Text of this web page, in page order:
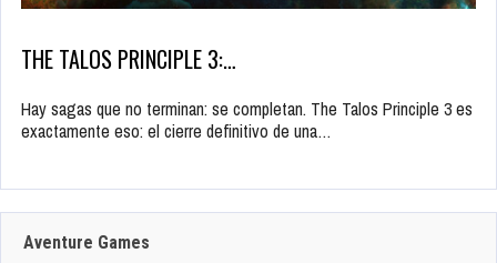
THE TALOS PRINCIPLE 3:…
Hay sagas que no terminan: se completan. The Talos Principle 3 es
exactamente eso: el cierre definitivo de una…
Aventure Games